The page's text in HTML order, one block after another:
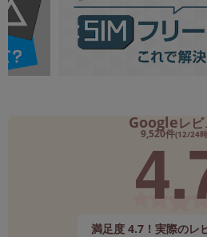
Googleレ
9,520件(12/24
満足度 4.7！実際のレ